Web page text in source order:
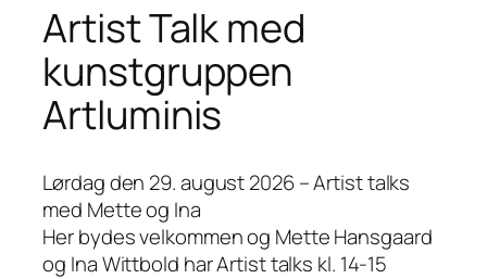
Artist Talk med
kunstgruppen
Artluminis
Lørdag den 29. august 2026 – Artist talks
med Mette og Ina
Her bydes velkommen og Mette Hansgaard
og Ina Wittbold har Artist talks kl. 14-15